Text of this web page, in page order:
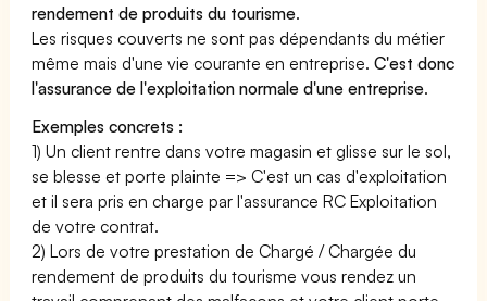
rendement de produits du tourisme.
Les risques couverts ne sont pas dépendants du métier
même mais d'une vie courante en entreprise.C'est donc
l'assurance de l'exploitation normale d'une entreprise.
Exemples concrets :
1) Un client rentre dans votre magasin et glisse sur le sol,
se blesse et porte plainte => C'est un cas d'exploitation
et il sera pris en charge par l'assurance RC Exploitation
de votre contrat.
2) Lors de votre prestation de Chargé / Chargée du
rendement de produits du tourisme vous rendez un